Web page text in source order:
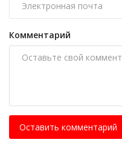
Комментарий
Оставить комментарий